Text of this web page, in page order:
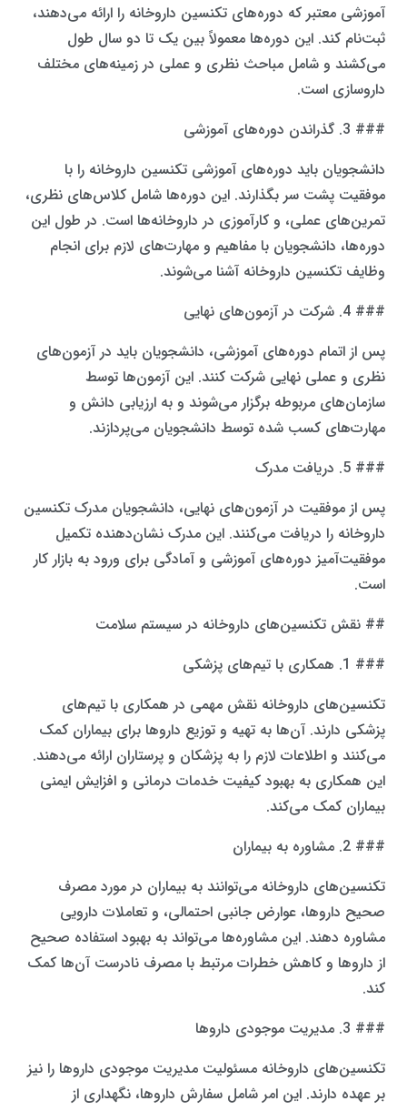
آموزشی معتبر که دوره‌های تکنسین داروخانه را ارائه می‌دهند،
ثبت‌نام کند. این دوره‌ها معمولاً بین یک تا دو سال طول
می‌کشند و شامل مباحث نظری و عملی در زمینه‌های مختلف
داروسازی است.
### 3. گذراندن دوره‌های آموزشی
دانشجویان باید دوره‌های آموزشی تکنسین داروخانه را با
موفقیت پشت سر بگذارند. این دوره‌ها شامل کلاس‌های نظری،
تمرین‌های عملی، و کارآموزی در داروخانه‌ها است. در طول این
دوره‌ها، دانشجویان با مفاهیم و مهارت‌های لازم برای انجام
وظایف تکنسین داروخانه آشنا می‌شوند.
### 4. شرکت در آزمون‌های نهایی
پس از اتمام دوره‌های آموزشی، دانشجویان باید در آزمون‌های
نظری و عملی نهایی شرکت کنند. این آزمون‌ها توسط
سازمان‌های مربوطه برگزار می‌شوند و به ارزیابی دانش و
مهارت‌های کسب شده توسط دانشجویان می‌پردازند.
### 5. دریافت مدرک
پس از موفقیت در آزمون‌های نهایی، دانشجویان مدرک تکنسین
داروخانه را دریافت می‌کنند. این مدرک نشان‌دهنده تکمیل
موفقیت‌آمیز دوره‌های آموزشی و آمادگی برای ورود به بازار کار
است.
## نقش تکنسین‌های داروخانه در سیستم سلامت
### 1. همکاری با تیم‌های پزشکی
تکنسین‌های داروخانه نقش مهمی در همکاری با تیم‌های
پزشکی دارند. آن‌ها به تهیه و توزیع داروها برای بیماران کمک
می‌کنند و اطلاعات لازم را به پزشکان و پرستاران ارائه می‌دهند.
این همکاری به بهبود کیفیت خدمات درمانی و افزایش ایمنی
بیماران کمک می‌کند.
### 2. مشاوره به بیماران
تکنسین‌های داروخانه می‌توانند به بیماران در مورد مصرف
صحیح داروها، عوارض جانبی احتمالی، و تعاملات دارویی
مشاوره دهند. این مشاوره‌ها می‌تواند به بهبود استفاده صحیح
از داروها و کاهش خطرات مرتبط با مصرف نادرست آن‌ها کمک
کند.
### 3. مدیریت موجودی داروها
تکنسین‌های داروخانه مسئولیت مدیریت موجودی داروها را نیز
بر عهده دارند. این امر شامل سفارش داروها، نگهداری از